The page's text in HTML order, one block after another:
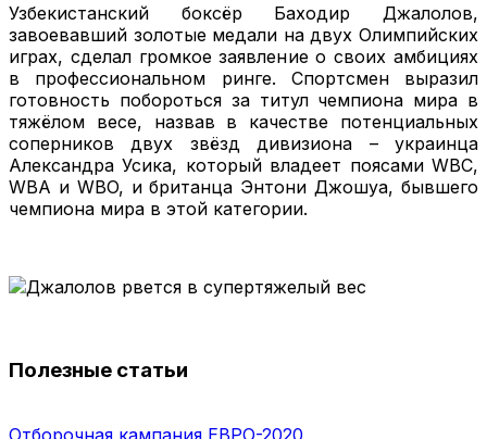
Узбекистанский боксёр Баходир Джалолов,
завоевавший золотые медали на двух Олимпийских
играх, сделал громкое заявление о своих амбициях
в профессиональном ринге. Спортсмен выразил
готовность побороться за титул чемпиона мира в
тяжёлом весе, назвав в качестве потенциальных
соперников двух звёзд дивизиона – украинца
Александра Усика, который владеет поясами WBC,
WBA и WBO, и британца Энтони Джошуа, бывшего
чемпиона мира в этой категории.
Полезные статьи